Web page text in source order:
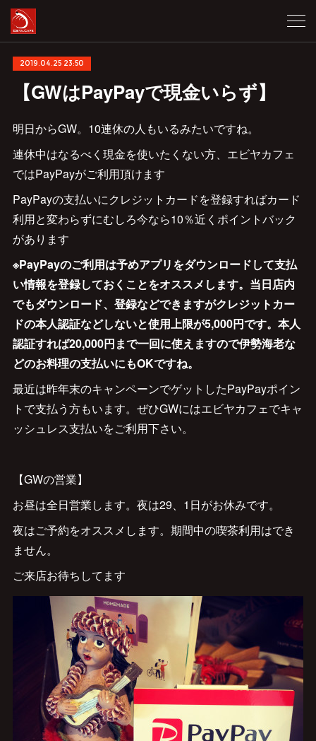
2019.04.25 23:50
【GWはPayPayで現金いらず】
明日からGW。10連休の人もいるみたいですね。
連休中はなるべく現金を使いたくない方、エビヤカフェ
ではPayPayがご利用頂けます
PayPayの支払いにクレジットカードを登録すればカード
利用と変わらずにむしろ今なら10％近くポイントバック
があります
※PayPayのご利用は予めアプリをダウンロードして支払
い情報を登録しておくことをオススメします。当日店内
でもダウンロード、登録などできますがクレジットカー
ドの本人認証などしないと使用上限が5,000円です。本人
認証すれば20,000円まで一回に使えますので伊勢海老な
どのお料理の支払いにもOKですね。
最近は昨年末のキャンペーンでゲットしたPayPayポイン
トで支払う方もいます。ぜひGWにはエビヤカフェでキャ
ッシュレス支払いをご利用下さい。
【GWの営業】
お昼は全日営業します。夜は29、1日がお休みです。
夜はご予約をオススメします。期間中の喫茶利用はでき
ません。
ご来店お待ちしてます